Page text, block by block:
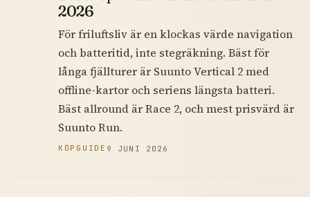
2026
För friluftsliv är en klockas värde navigation
och batteritid, inte stegräkning. Bäst för
långa fjällturer är Suunto Vertical 2 med
offline-kartor och seriens längsta batteri.
Bäst allround är Race 2, och mest prisvärd är
Suunto Run.
KÖPGUIDE 9 JUNI 2026